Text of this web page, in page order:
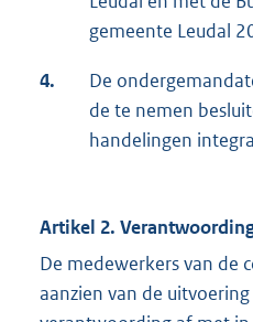
gemeente Leudal
4.
De
de te nemen
handelingen
Artikel 2.
De medewerkers van de
aanzien van de